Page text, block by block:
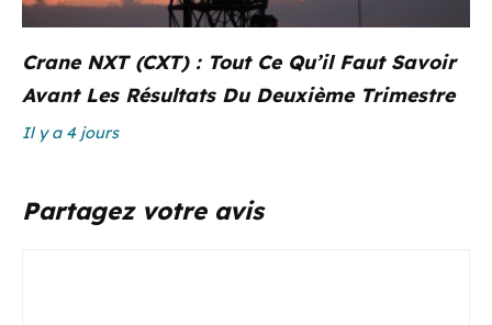
Crane NXT (CXT) : Tout Ce Qu’il Faut Savoir
Avant Les Résultats Du Deuxième Trimestre
Il y a 4 jours
Partagez votre avis